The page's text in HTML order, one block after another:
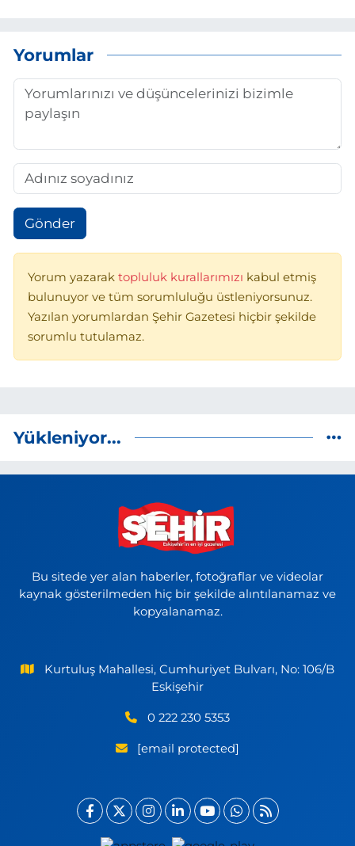
Yorumlar
Gönder
Yorum yazarak topluluk kurallarımızı kabul etmiş
bulunuyor ve tüm sorumluluğu üstleniyorsunuz.
Yazılan yorumlardan Şehir Gazetesi hiçbir şekilde
sorumlu tutulamaz.
Yükleniyor...
Bu sitede yer alan haberler, fotoğraflar ve videolar
kaynak gösterilmeden hiç bir şekilde alıntılanamaz ve
kopyalanamaz.
Kurtuluş Mahallesi, Cumhuriyet Bulvarı, No: 106/B
Eskişehir
0 222 230 5353
[email protected]